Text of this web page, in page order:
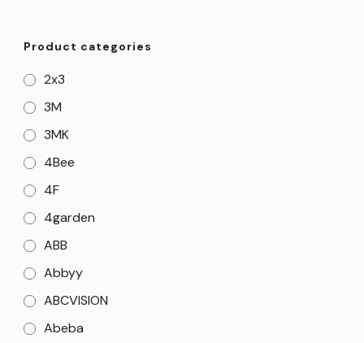
Product categories
2x3
3M
3MK
4Bee
4F
4garden
ABB
Abbyy
ABCVISION
Abeba